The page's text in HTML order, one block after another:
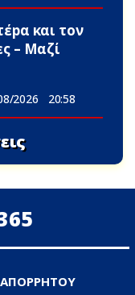
και τον
– Μαζί
2026 20:58
ΑΠΟΡΡΗΤΟΥ